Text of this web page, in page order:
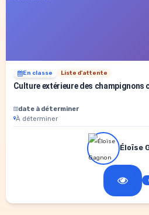
En classe Liste d'attente
Culture extérieure des champignons
date à déterminer
À déterminer
Éloïse